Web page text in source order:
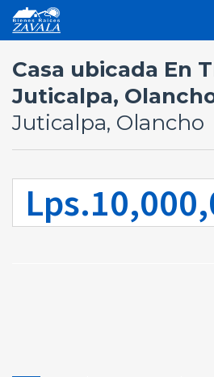
Casa ubicada En
Juticalpa,
Juticalpa, Olancho